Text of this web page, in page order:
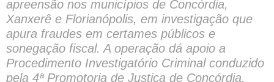
apreensão nos municípios de Concórdia,
Xanxerê e Florianópolis, em investigação que
apura fraudes em certames públicos e
sonegação fiscal. A operação dá apoio a
Procedimento Investigatório Criminal conduzido
pela 4ª Promotoria de Justiça de Concórdia.